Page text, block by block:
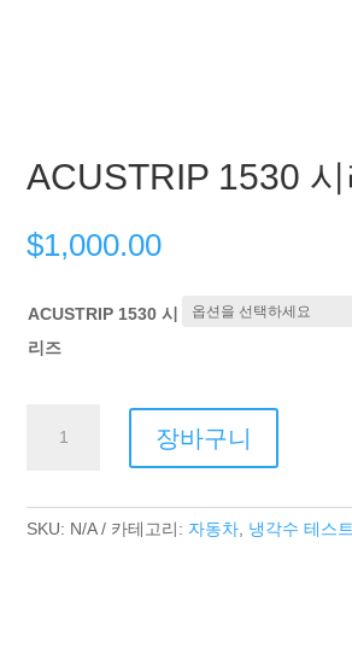
ACUSTRIP 1530
$1,000.00
ACUSTRIP 1530 시
리즈
1530
량
장바구니
SKU: N/A 카테고리: 자동차 냉각수 테스트